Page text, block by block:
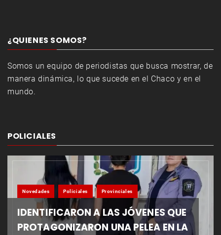
¿QUIENES SOMOS?
Somos un equipo de periodistas que busca mostrar, de
manera dinámica, lo que sucede en el Chaco y en el
mundo.
POLICIALES
Novedades Policiales Provinciales
IDENTIFICARON A LAS JÓVENES QUE
PROTAGONIZARON UNA PELEA EN LA